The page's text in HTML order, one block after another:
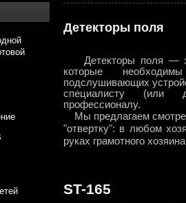
Детекторы поля
Детекторы поля —
которые
подслушивающих
специалисту (или
профессионалу.
Мы предлагаем
"отвертку": в любом
руках грамотного
ST-165